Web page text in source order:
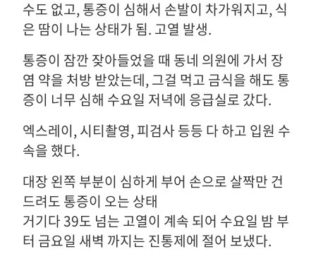
수도 없고, 통증이 심해서 손발이 차가워지고, 식
은 땀이 나는 상태가 됨. 고열 발생.
통증이 잠깐 잦아들었을 때 동네 의원에 가서 장
염 약을 처방 받았는데, 그걸 먹고 금식을 해도 통
증이 너무 심해 수요일 저녁에 응급실로 갔다.
엑스레이, 시티촬영, 피검사 등등 다 하고 입원 수
속을 했다.
대장 왼쪽 부분이 심하게 부어 손으로 살짝만 건
드려도 통증이 오는 상태
거기다 39도 넘는 고열이 계속 되어 수요일 밤 부
터 금요일 새벽 까지는 진통제에 절어 보냈다.